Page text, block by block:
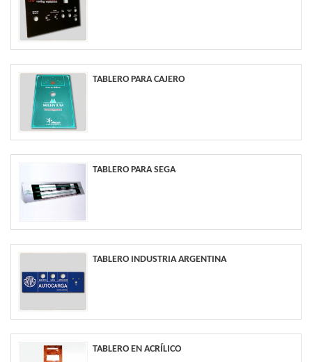
TABLERO PARA CAJERO
TABLERO PARA SEGA
TABLERO INDUSTRIA ARGENTINA
TABLERO EN ACRÍLICO